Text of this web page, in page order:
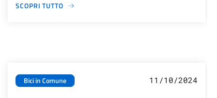
SCOPRI TUTTO
Bici in Comune 11/10/2024